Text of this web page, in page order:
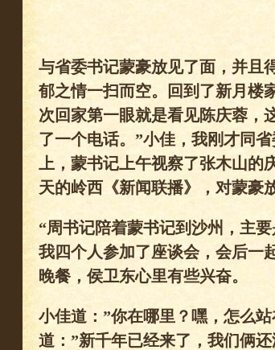
与省委书记蒙豪放见了面，并且
郁之情一扫而空。回到了新月楼
次回家第一眼就是看见陈庆蓉，
了一个电话。”小佳，我刚才同
上，蒙书记上午视察了张木山的
天的岭西《新闻联播》，对蒙豪
“周书记陪着蒙书记到沙州，主
我四个人参加了座谈会，会后一
晚餐，侯卫东心里有些兴奋。
小佳道：”你在哪里？嘿，怎么
道：”新千年已经来了，我们俩